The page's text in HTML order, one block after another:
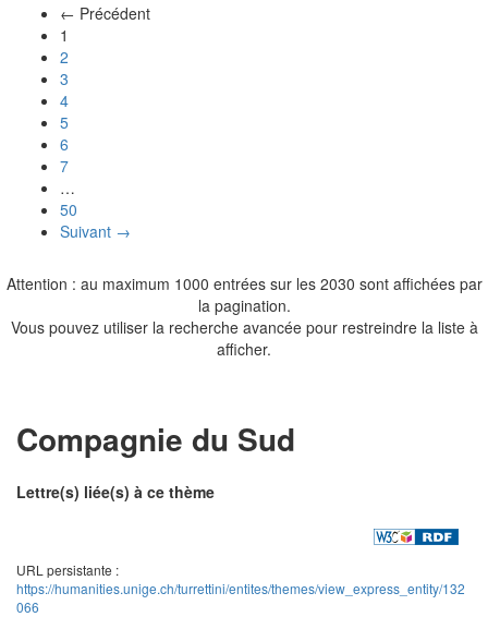
← Précédent
1
2
3
4
5
6
7
…
50
Suivant →
Attention : au maximum 1000 entrées sur les 2030 sont affichées par
la pagination.
Vous pouvez utiliser la recherche avancée pour restreindre la liste à
afficher.
Compagnie du Sud
Lettre(s) liée(s) à ce thème
URL persistante :
https://humanities.unige.ch/turrettini/entites/themes/view_express_entity/132
066